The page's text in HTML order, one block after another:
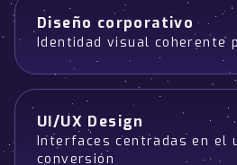
Diseño corporativo
Identidad visual coherente
UI/UX Design
Interfaces centradas en el
conversión